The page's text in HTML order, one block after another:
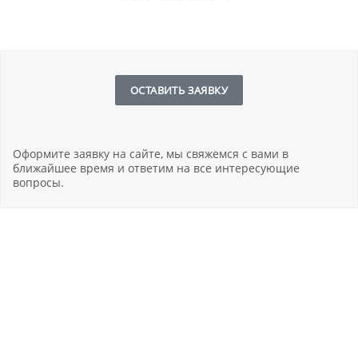
ОСТАВИТЬ ЗАЯВКУ
Оформите заявку на сайте, мы свяжемся с вами в
ближайшее время и ответим на все интересующие
вопросы.